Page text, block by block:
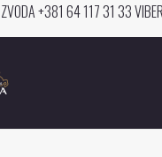
+381 64 117 31 33